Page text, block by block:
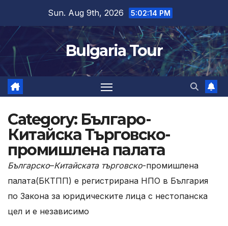
content
Sun. Aug 9th, 2026 5:02:16 PM
Bulgaria Tour
Category: Българо-
Китайска Търговско-
промишлена палaта
Българско–Китайската търговско-промишлена
палата(БКТПП) е регистрирана НПО в България
по Закона за юридическите лица с нестопанска
цел и е независимо